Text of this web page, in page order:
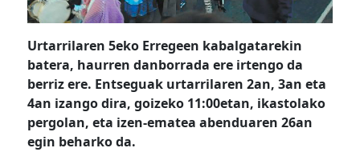
Urtarrilaren 5eko Erregeen kabalgatarekin
batera, haurren danborrada ere irtengo da
berriz ere. Entseguak urtarrilaren 2an, 3an eta
4an izango dira, goizeko 11:00etan, ikastolako
pergolan, eta izen-ematea abenduaren 26an
egin beharko da.